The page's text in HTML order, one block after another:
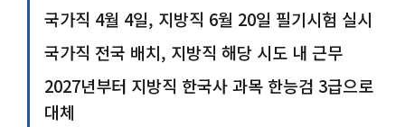
국가직 4월 4일, 지방직 6월 20일 필기시험 실시
국가직 전국 배치, 지방직 해당 시도 내 근무
2027년부터 지방직 한국사 과목 한능검 3급으로
대체